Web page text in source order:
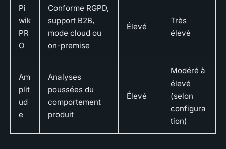
Pi
wik
PR
O
Conforme RGPD,
support B2B,
mode cloud ou
on-premise
Élevé
Très
élevé
Am
plit
ud
e
Analyses
poussées du
comportement
produit
Élevé
Modéré à
élevé
(selon
configura
tion)